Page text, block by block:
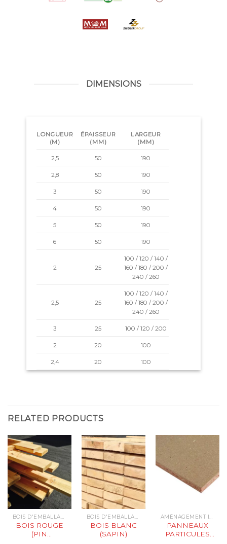
DIMENSIONS
LONGUEUR
(M)
ÉPAISSEUR
(MM)
LARGEUR
(MM)
2,5 50 190
2,8 50 190
3 50 190
4 50 190
5 50 190
6 50 190
2 25
100 / 120 / 140 /
160 / 180 / 200 /
240 / 260
2,5 25
100 / 120 / 140 /
160 / 180 / 200 /
240 / 260
3 25 100 / 120 / 200
2 20 100
2,4 20 100
RELATED PRODUCTS
BOIS D'EMBALLAGE & INDUSTRIEL
BOIS ROUGE
(PIN
BOIS D'EMBALLAGE & INDUSTRIEL
BOIS BLANC
(SAPIN)
AMÉNAGEMENT INTÉRIEUR & PARQUETS
PANNEAUX
PARTICULES